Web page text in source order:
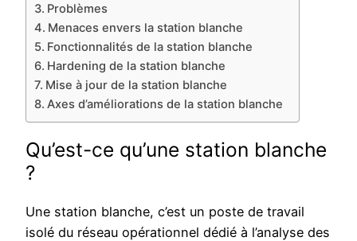
Problèmes
Menaces envers la station blanche
Fonctionnalités de la station blanche
Hardening de la station blanche
Mise à jour de la station blanche
Axes d’améliorations de la station blanche
Qu’est-ce qu’une station blanche
?
Une station blanche, c’est un poste de travail
isolé du réseau opérationnel dédié à l’analyse des